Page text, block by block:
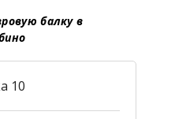
балку в
10